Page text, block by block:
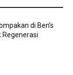
di Ben’s
Regenerasi